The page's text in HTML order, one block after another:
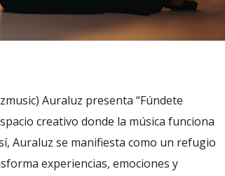
Auraluz presenta “Fúndete
creativo donde la música funciona
Auraluz se manifiesta como un refugio
experiencias, emociones y